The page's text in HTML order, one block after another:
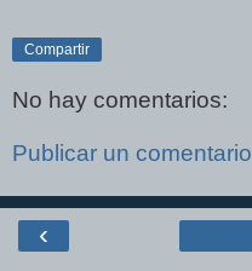
Compartir
No hay comentarios:
Publicar un comentario
‹